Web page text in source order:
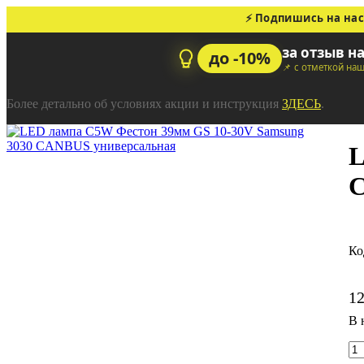
⚡ Подпишись на
до -10% за отзыв
📌 с отметкой
Более детально об условиях акции и инструкция ЗДЕСЬ.